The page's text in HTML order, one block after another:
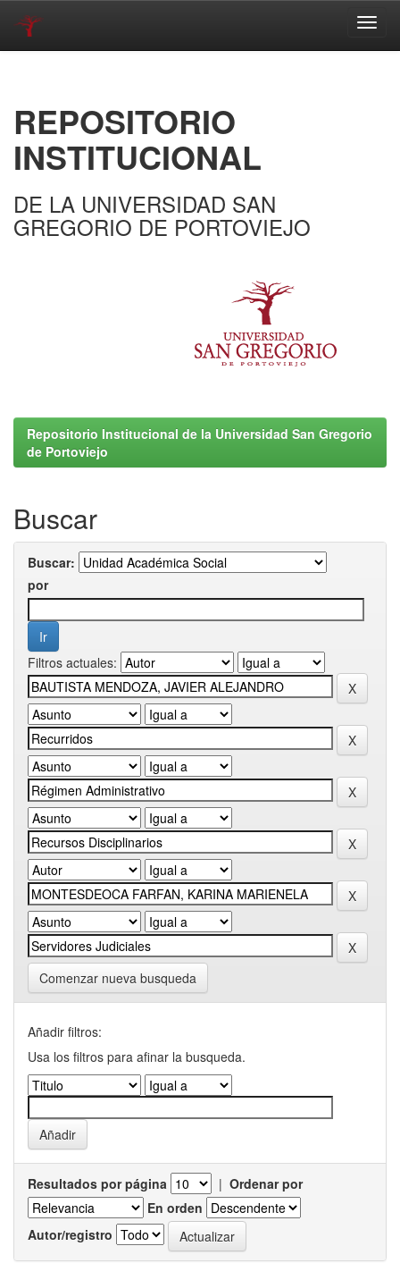
REPOSITORIO
INSTITUCIONAL
DE LA UNIVERSIDAD SAN
GREGORIO DE PORTOVIEJO
Repositorio Institucional de la Universidad San Gregorio
de Portoviejo
Buscar
Buscar:
por
Filtros actuales:
Comenzar nueva busqueda
Añadir filtros:
Usa los filtros para afinar la busqueda.
Resultados por página | Ordenar por
En orden
Autor/registro